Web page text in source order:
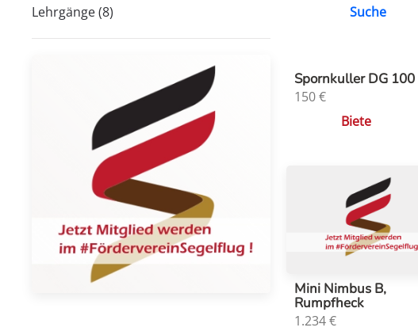
Lehrgänge(8)
Suche
Spornkuller DG 100
150€
Biete
Mini Nimbus B,
Rumpfheck
1.234€